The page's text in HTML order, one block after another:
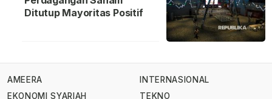
Ditutup Mayoritas Positif
AMEERA
EKONOMI SYARIAH
INTERNASIONAL
TEKNO